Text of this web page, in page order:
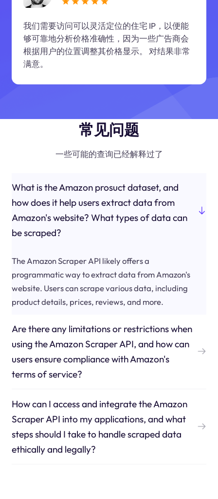
我们需要访问可以灵活定位的住宅 IP，以便能
够可靠地分析价格准确性，因为一些广告商会
根据用户的位置调整其价格显示。 对结果非常
满意。
常见问题
一些可能的查询已经解释过了
What is the Amazon prosuct dataset, and
how does it help users extract data from
Amazon's website? What types of data can
be scraped?
The Amazon Scraper API likely offers a
programmatic way to extract data from Amazon's
website. Users can scrape various data, including
product details, prices, reviews, and more.
Are there any limitations or restrictions when
using the Amazon Scraper API, and how can
users ensure compliance with Amazon's
terms of service?
How can I access and integrate the Amazon
Scraper API into my applications, and what
steps should I take to handle scraped data
ethically and legally?